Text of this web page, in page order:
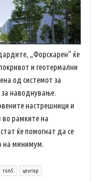
„Форскарен“ ќе
и геотермални
од системот за
наводнување.
настрешници и
во рамките на
ќе помогнат да се
на минимум.
топ5 центар